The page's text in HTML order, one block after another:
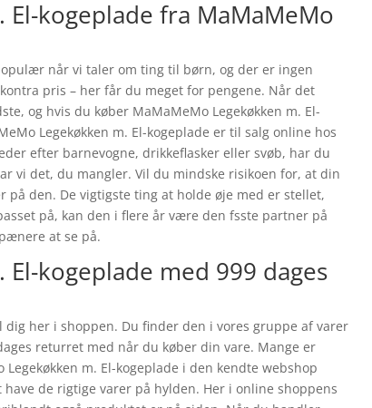
kogeplade fra MaMaMeMo
når vi taler om ting til børn, og der er ingen
pris – her får du meget for pengene. Når det
og hvis du køber MaMaMeMo Legekøkken m. El-
Legekøkken m. El-kogeplade er til salg online hos
efter barnevogne, drikkeflasker eller svøb, har du
vi det, du mangler. Vil du mindske risikoen for, at din
på den. De vigtigste ting at holde øje med er stellet,
på, kan den i flere år være den fsste partner på
at se på.
kogeplade med 999 dages
dig her i shoppen. Du finder den i vores gruppe af varer
returret med når du køber din vare. Mange er
m. El-kogeplade i den kendte webshop
de rigtige varer på hylden. Her i online shoppens